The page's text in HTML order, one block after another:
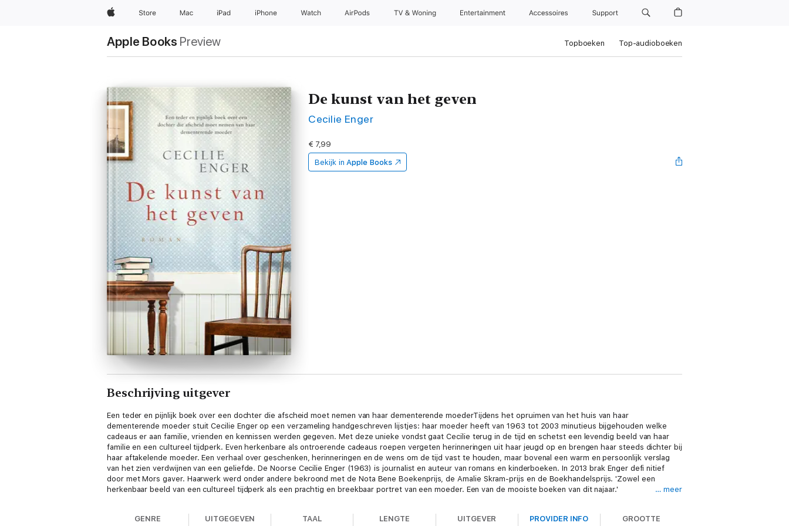
AppleStore Mac iPad iPhone Watch AirPods TV & Woning Entertainment Accessoires Support
Apple Books Preview Topboeken Top-audioboeken
De kunst van het geven
Cecilie Enger
€ 7,99
Bekijk in Apple Books
Beschrijving uitgever
Een teder en pijnlijk boek over een dochter die afscheid moet nemen van haar dementerende moederTijdens het opruimen van het huis van haar
dementerende moeder stuit Cecilie Enger op een verzameling handgeschreven lijstjes: haar moeder heeft van 1963 tot 2003 minutieus bijgehouden welke
cadeaus er aan familie, vrienden en kennissen werden gegeven. Met deze unieke vondst gaat Cecilie terug in de tijd en schetst een levendig beeld van haar
familie en een cultureel tijdperk. Even herkenbare als ontroerende cadeaus roepen vergeten herinneringen uit haar jeugd op en brengen haar steeds dichter bij
haar aftakelende moeder. Een verhaal over geschenken, herinneringen en de wens om de tijd vast te houden, maar bovenal een warm en persoonlijk verslag
van het zien verdwijnen van een geliefde. De Noorse Cecilie Enger (1963) is journalist en auteur van romans en kinderboeken. In 2013 brak Enger defi nitief
door met Mors gaver. Haarwerk werd onder andere bekroond met de Nota Bene Boekenprijs, de Amalie Skram-prijs en de Boekhandelsprijs. 'Zowel een
herkenbaar beeld van een cultureel tijdperk als een prachtig en breekbaar portret van een moeder. Een van de mooiste boeken van dit najaar.'
KLASSEKAMPEN'Cecilie Enger houdt op een prachtige manier de herinnering aan haar moeder levend.' VGDe kunst van het geven is niet alleen een teder en
… meer
GENRE UITGEGEVEN TAAL LENGTE UITGEVER PROVIDER INFO GROOTTE